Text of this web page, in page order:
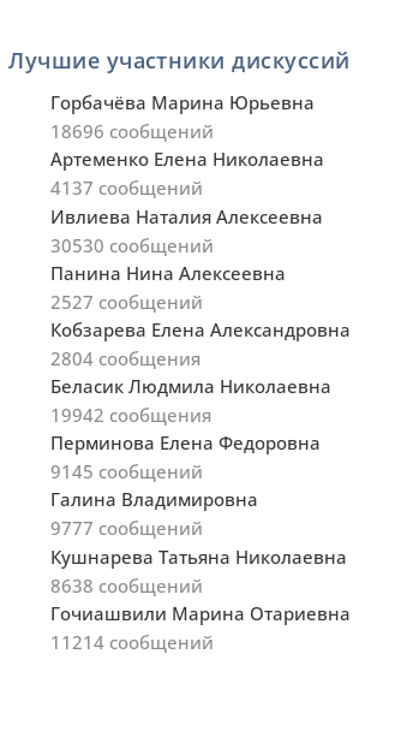
Лучшие участники дискуссий
Горбачёва Марина Юрьевна
18696 сообщений
Артеменко Елена Николаевна
4137 сообщений
Ивлиева Наталия Алексеевна
30530 сообщений
Панина Нина Алексеевна
2527 сообщений
Кобзарева Елена Александровна
2804 сообщения
Беласик Людмила Николаевна
19942 сообщения
Перминова Елена Федоровна
9145 сообщений
Галина Владимировна
9777 сообщений
Кушнарева Татьяна Николаевна
8638 сообщений
Гочиашвили Марина Отариевна
11214 сообщений